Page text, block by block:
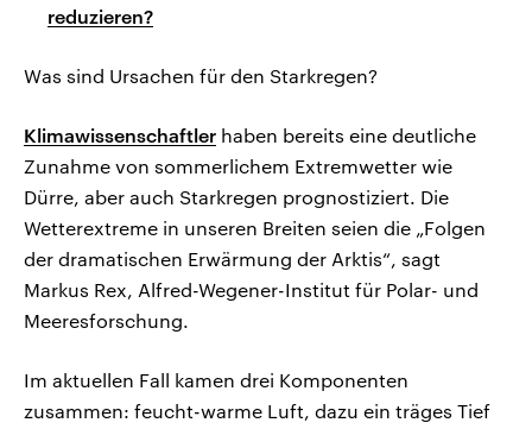
reduzieren?
Was sind Ursachen für den Starkregen?
Klimawissenschaftler haben bereits eine deutliche
Zunahme von sommerlichem Extremwetter wie
Dürre, aber auch Starkregen prognostiziert. Die
Wetterextreme in unseren Breiten seien die „Folgen
der dramatischen Erwärmung der Arktis“, sagt
Markus Rex, Alfred-Wegener-Institut für Polar- und
Meeresforschung.
Im aktuellen Fall kamen drei Komponenten
zusammen: feucht-warme Luft, dazu ein träges Tief